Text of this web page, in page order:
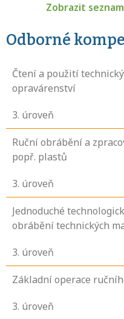
Zobrazit
Odborné
Čtení a použití
opravárenství
3. úroveň
Ruční obrábění a
popř. plastů
3. úroveň
Jednoduché
obrábění technických
3. úroveň
Základní operace
3. úroveň